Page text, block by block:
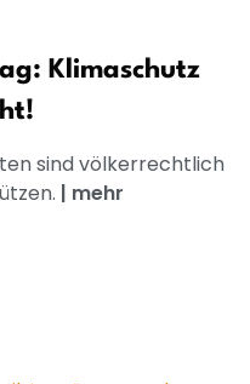
Klimaschutz
sind völkerrechtlich
| mehr